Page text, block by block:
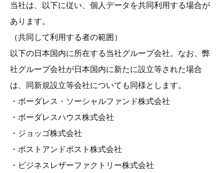
当社は、以下に従い、個人データを共同利用する場合が
あります。
（共同して利用する者の範囲）
以下の日本国内に所在する当社グループ会社。なお、弊
社グループ会社が日本国内に新たに設立等された場合
は、同新規設立等会社についても同様とします。
・ボーダレス・ソーシャルファンド株式会社
・ボーダレスハウス株式会社
・ジョッゴ株式会社
・ポストアンドポスト株式会社
・ビジネスレザーファクトリー株式会社